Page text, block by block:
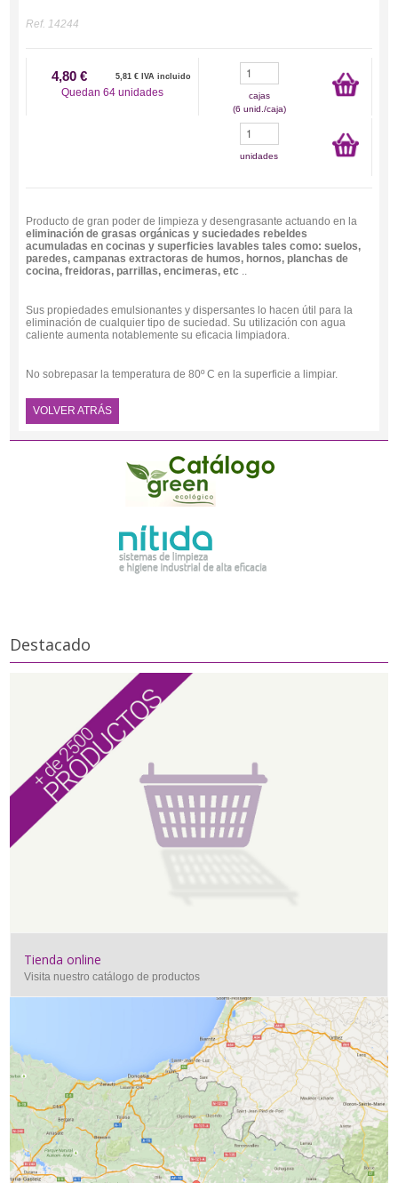
Ref. 14244
4,80 € 5,81 € IVA incluido
Quedan 64 unidades
cajas
(6 unid./caja)
unidades
Producto de gran poder de limpieza y desengrasante actuando en la
eliminación de grasas orgánicas y suciedades rebeldes
acumuladas en cocinas y superficies lavables tales como: suelos,
paredes, campanas extractoras de humos, hornos, planchas de
cocina, freidoras, parrillas, encimeras, etc
Sus propiedades emulsionantes y dispersantes lo hacen útil para la
eliminación de cualquier tipo de suciedad. Su utilización con agua
caliente aumenta notablemente su eficacia limpiadora.
No sobrepasar la temperatura de 80º C en la superficie a limpiar.
VOLVER ATRÁS
Destacado
Tienda online
Visita nuestro catálogo de productos